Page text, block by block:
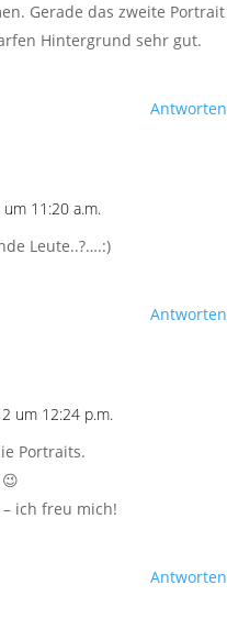
Gerade das zweite Portrait
Hintergrund sehr gut.
Antworten
11:20 a.m.
Leute..?….:)
Antworten
um 12:24 p.m.
Portraits.
ich freu mich!
Antworten